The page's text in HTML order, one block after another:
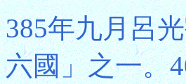
385年九月呂
六國」之一。